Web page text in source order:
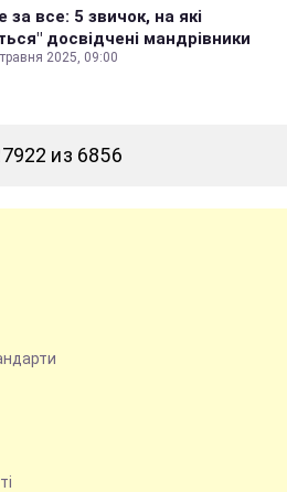
за все: 5 звичок, на які
досвідчені мандрівники
2025, 09:00
из 6856